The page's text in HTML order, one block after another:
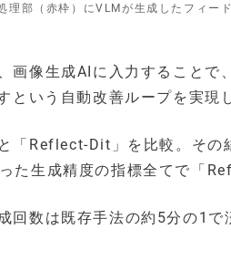
部（赤枠）にVLMが生成したフィー
画像生成AIに入力することで
いう自動改善ループを実現
「Reflect-Dit」を比較。その
生成精度の指標全てで「
回数は既存手法の約5分の1